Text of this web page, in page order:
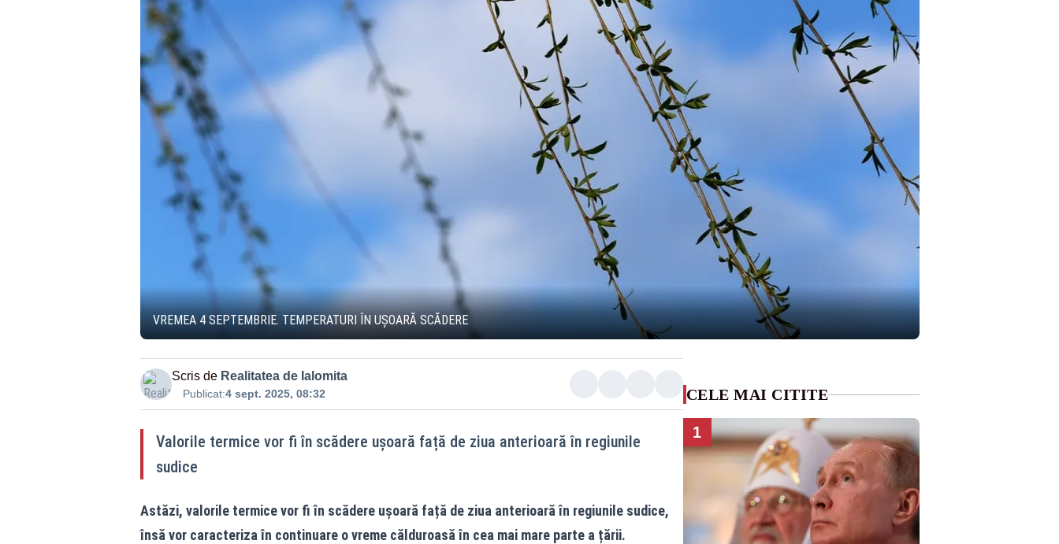
VREMEA 4 SEPTEMBRIE. TEMPERATURI ÎN UȘOARĂ SCĂDERE
Scris de Realitatea de Ialomita
Publicat:4 sept. 2025, 08:32
Valorile termice vor fi în scădere ușoară față de ziua anterioară în regiunile
sudice
Astăzi, valorile termice vor fi în scădere ușoară față de ziua anterioară în regiunile sudice,
însă vor caracteriza în continuare o vreme călduroasă în cea mai mare parte a țării.
CELE MAI CITITE
1